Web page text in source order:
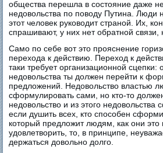
общества перешла в состояние даже
недовольства по поводу Путина. Люди
этот человек руководит страной. Их,
спрашивают, у них нет обратной связи,
Само по себе вот это прояснение
перехода к действию. Переход к
таки требует организационной
недовольства ты должен перейти к
предложений. Недовольство властью
сформулировать сами, но кто-то
недовольство и из этого недовольства
если душить всех, кто способен
который предложит людям, как они это
удовлетворить, то, в принципе,
держаться довольно долго.